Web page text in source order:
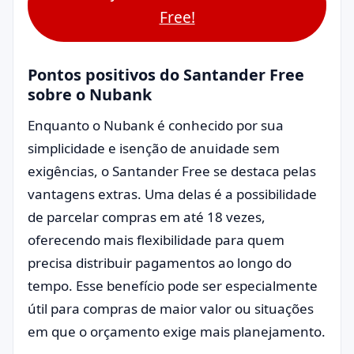
Free!
Pontos positivos do Santander Free
sobre o Nubank
Enquanto o Nubank é conhecido por sua
simplicidade e isenção de anuidade sem
exigências, o Santander Free se destaca pelas
vantagens extras. Uma delas é a possibilidade
de parcelar compras em até 18 vezes,
oferecendo mais flexibilidade para quem
precisa distribuir pagamentos ao longo do
tempo. Esse benefício pode ser especialmente
útil para compras de maior valor ou situações
em que o orçamento exige mais planejamento.